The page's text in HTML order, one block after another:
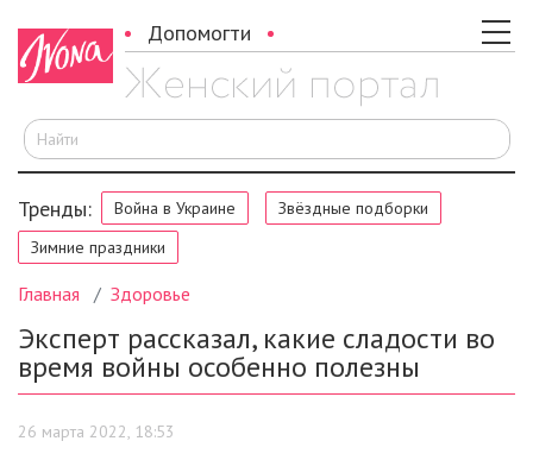
Допомогти
Тренды: Война в Украине
Звёздные подборки
Зимние праздники
Главная Здоровье
Эксперт рассказал, какие сладости во
время войны особенно полезны
26 марта 2022, 18:53